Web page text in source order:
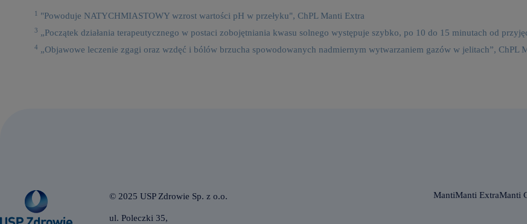
1 "Powoduje NATYCHMIASTOWY wzrost wartości pH w przełyku", ChPL Manti Extra
3 „Początek działania terapeutycznego w postaci zobojętniania kwasu solnego występuje szybko, po 10 do 15 minutach od
4 „Objawowe leczenie zgagi oraz wzdęć i bólów brzucha spowodowanych nadmiernym wytwarzaniem gazów w jelitach”, ChPL
© 2025 USP Zdrowie Sp. z o.o.
ul. Poleczki 35,
MantiManti ExtraManti